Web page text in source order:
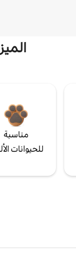
مناسبة
للحيوانات